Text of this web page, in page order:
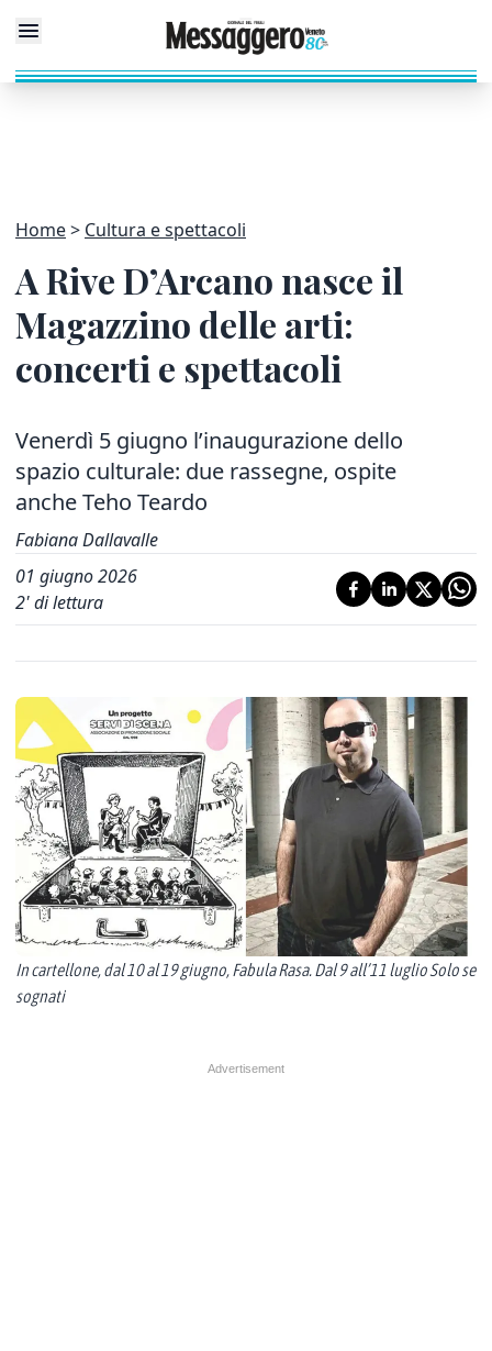
Home Cultura e spettacoli
A Rive D’Arcano nasce il
Magazzino delle arti:
concerti e spettacoli
Venerdì 5 giugno l’inaugurazione dello
spazio culturale: due rassegne, ospite
anche Teho Teardo
Fabiana Dallavalle
01 giugno 2026
2' di lettura
In cartellone, dal 10 al 19 giugno, Fabula Rasa. Dal 9 all’11 luglio Solo se
sognati